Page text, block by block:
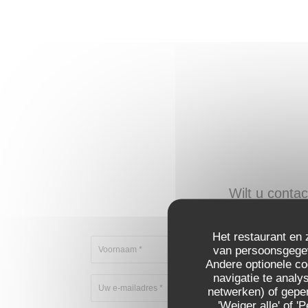
Het restaurant en
van
Andere optionele
navigatie te
netwerken) of
'Weiger alle' of
Wilt u